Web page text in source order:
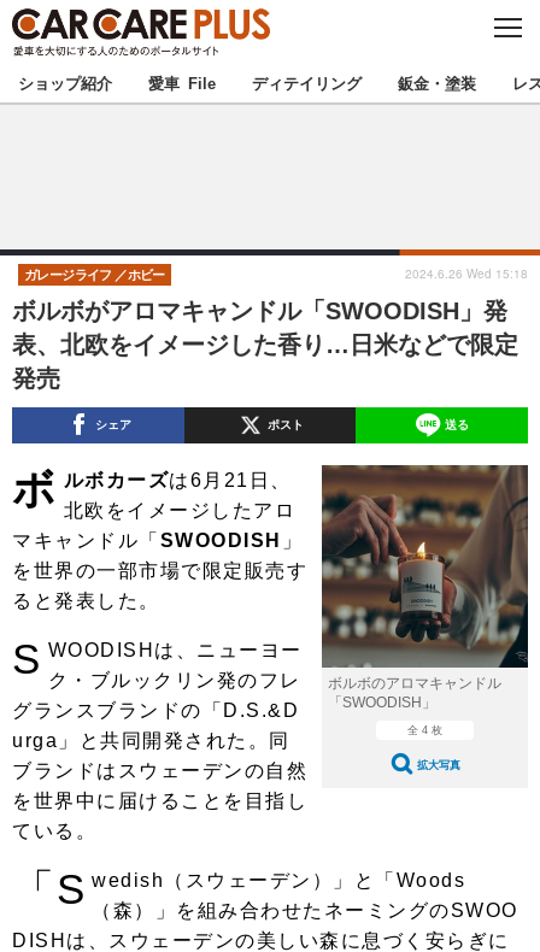
C
S
E
★カーケアプラス認定★ 厳選プロショップを地域から探す
甲信越 北陸
東海 関西
九州 沖縄
注目の記事
ショップレポート 愛車 File
自動車豆知識 ストップ！不具合修理＆粗悪修理
鈑金・塗装
ディテイリング
ディテイリング 洗車
ヘッドライト磨き コーティング
フィルム・ラッピング
鈑金・塗装
小キズ直し 防錆
特集記事
ストップ 不具合修理＆粗悪修理
カーメーカー「旧車」関連プロジェ
クト
コラム
ショップ紹介
ショップレポート プロショップ検索
レストア
カーメーカー「旧車」関連プロジ
イベント
ショップ紹介 愛車 File ディテイリング 鈑金・塗装 レ
ボルボがアロマキャンドル「SWOODISH」発
表、北欧をイメージした香り…日米などで限定
発売
ガレージライフ ホビー 2024.6.26 Wed 15:18
シェア ポスト 送る
ボルボのアロマキャンドル
「SWOODISH」
全 4 枚
拡大写真
ボ ルボカーズは6月21日、
北欧をイメージしたアロ
マキャンドル「 SWOODISH 」
を世界の一部市場で限定販売す
ると発表した。
S WOODISHは、ニューヨー
ク・ブルックリン発のフレ
グランスブランドの「D.S.&D
urga」と共同開発された。同
ブランドはスウェーデンの自然
を世界中に届けることを目指し
ている。
「S wedish（スウェーデン）」と「Woods
（森）」を組み合わせたネーミングのSWOO
DISHは、スウェーデンの美しい森に息づく安らぎに